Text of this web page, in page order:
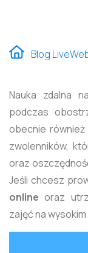
Blog
Nauka zdalna
podczas
obecnie
zwolenników,
oraz
Jeśli chcesz
online oraz
zajęć na